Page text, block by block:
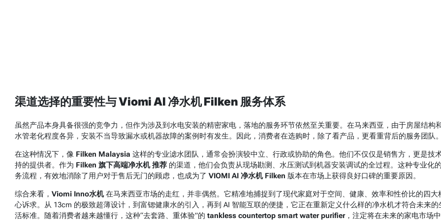
渠道选择的重要性与 Viomi AI 净水机 Filken 服务体系
虽然产品本身具备很强的竞争力，但作为涉及到水电安装的精密家电，落地的服务环节依然至关重要。在马来西亚，由于房屋结构
水管老化程度各异，安装不当导致漏水或机器故障的案例时有发生。因此，消费者在选购时，除了看产品，更看重背后的服务团队。
在这种情况下，像 Filken Malaysia 这样的专业滤水团队，通常会扮演较中立、行政或协助的角色。他们不仅仅是销售方，更是技
持的提供者。作为 Filken 旗下高端净水机 推荐 的渠道，他们会负责从现场勘测、水压测试到机器安装调试的全过程。这种专业化
务流程，有效地消除了用户对于售后无门的顾虑，也成为了 VIOMI AI 净水机 Filken 版本在市场上获得良好口碑的重要原因。
综合来看， Viomi Inno水机在马来西亚市场的走红，并非偶然。它精准地捕捉到了现代家庭对于空间、健康、效率和性价比的四大
心诉求。从 13cm 的极致超薄设计，到富锶健康水的引入，再到 AI 智能互联的便捷，它正在重新定义什么样的净水机才符合未来的
活标准。随着消费者越来越懂行，这种“去套路、重体验”的 tankless countertop smart water purifier，注定将在未来的家电市场